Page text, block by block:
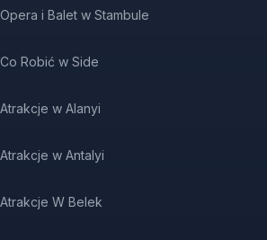
Opera i Balet w Stambule
Co Robić w Side
Atrakcje w Alanyi
Atrakcje w Antalyi
Atrakcje W Belek